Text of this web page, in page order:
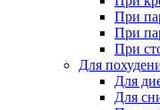
При
При
При
Для
Для
Для